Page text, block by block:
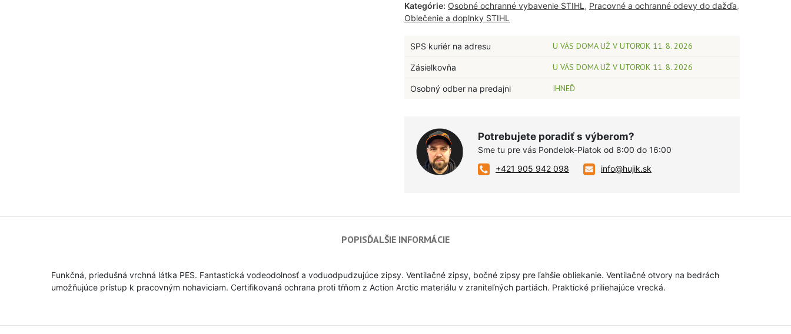
Kategórie: Osobné ochranné vybavenie STIHL , Pracovné a ochranné odevy do dažďa,
Oblečenie a doplnky STIHL
SPS kuriér na adresu U VÁS DOMA UŽ V UTOROK 11. 8. 2026
Zásielkovňa U VÁS DOMA UŽ V UTOROK 11. 8. 2026
Osobný odber na predajni IHNEĎ
Potrebujete poradiť s výberom?
Sme tu pre vás Pondelok-Piatok od 8:00 do 16:00
+421 905 942 098
info@hujik.sk
POPISĎALŠIE INFORMÁCIE
Funkčná, priedušná vrchná látka PES. Fantastická vodeodolnosť a voduodpudzujúce zipsy. Ventilačné zipsy, bočné zipsy pre ľahšie obliekanie. Ventilačné otvory na bedrách
umožňujúce prístup k pracovným nohaviciam. Certifikovaná ochrana proti tŕňom z Action Arctic materiálu v zraniteľných partiách. Praktické priliehajúce vrecká.